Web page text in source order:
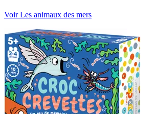
Voir Les animaux des mers